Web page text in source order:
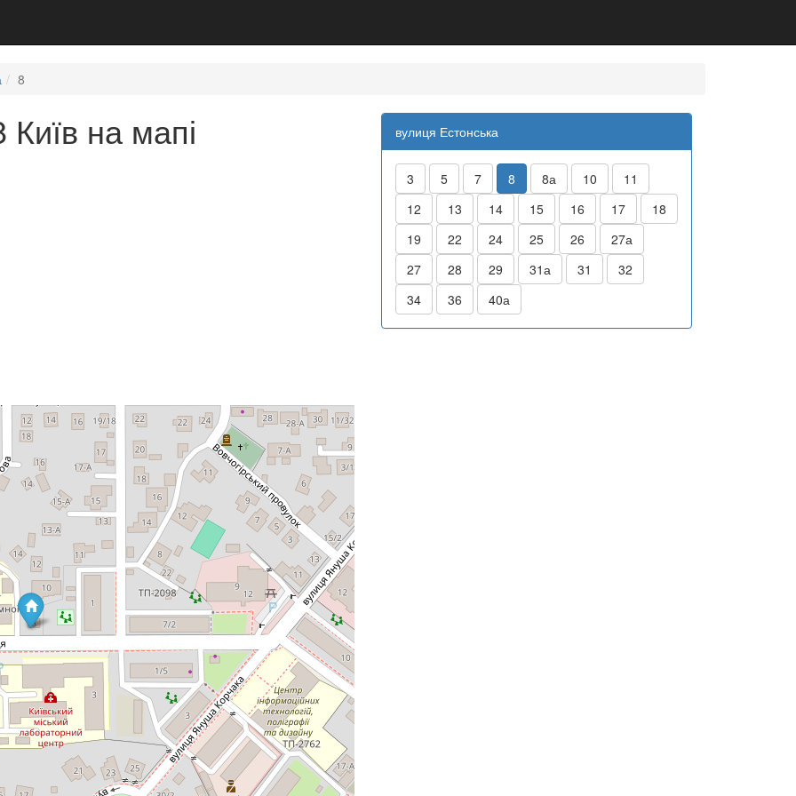
8
на мапі вулиця Естонська
3 5 7 8 8а 10
11
12
13 14 15 16 17
18
19
22 24 25 26
27а
27
28 29 31а 31
32
34
36 40а